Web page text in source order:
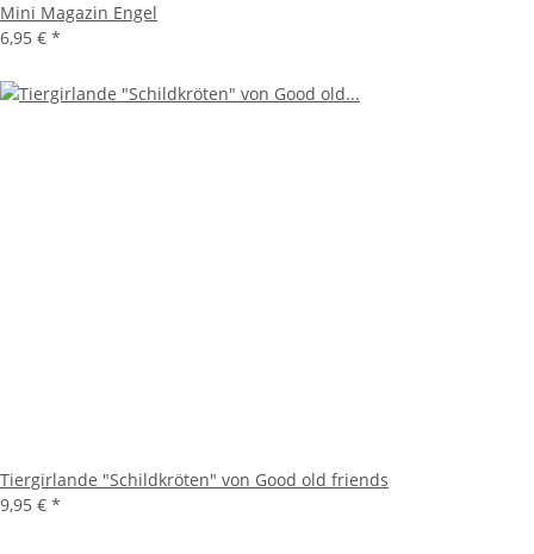
Mini Magazin Engel
6,95 € *
Tiergirlande "Schildkröten" von Good old friends
9,95 € *